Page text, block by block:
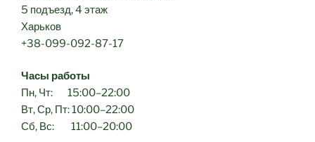
5 подъезд, 4 этаж
Харьков
+38-099-092-87-17
Часы работы
Пн, Чт: 15:00–22:00
Вт, Ср, Пт: 10:00–22:00
Сб, Вс: 11:00–20:00